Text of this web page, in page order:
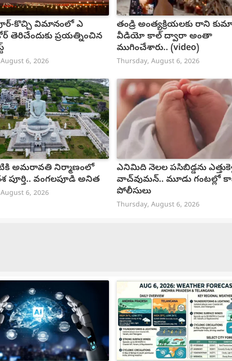
కొచ్చి విమానంలో ఎ
తెరిచేందుకు ప్రయత్నించిన
6, 2026
తండ్రి అంత్యక్రియలకు రాని
వీడియో కాల్ ద్వారా అంతా
ముగించేశారు.. (video)
Thursday, August 6, 2026
అమరావతి నిర్మాణంలో
వంగలపూడి అనిత
6, 2026
ఎనిమిది నెలల పసిబిడ్డను
వాచ్‌వుమన్‌.. మూడు గంటల్లో
పోలీసులు
Thursday, August 6, 2026